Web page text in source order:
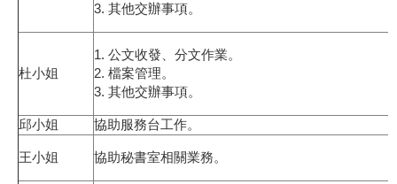
3. 其他交辦事項。
杜小姐
1. 公文收發、分文作業。
2. 檔案管理。
3. 其他交辦事項。
邱小姐 協助服務台工作。
王小姐 協助秘書室相關業務。